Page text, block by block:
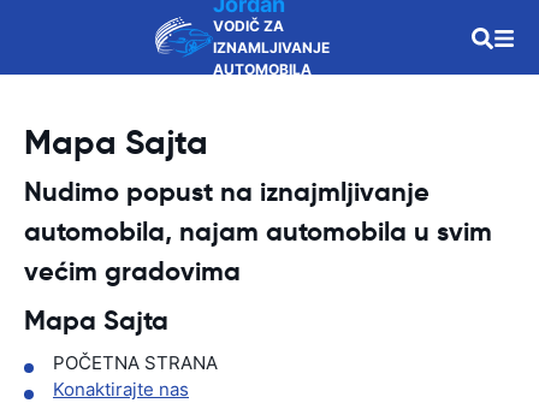
VODIČ ZA
IZNAMLJIVANJE
AUTOMOBILA
Mapa Sajta
Nudimo popust na iznajmljivanje
automobila, najam automobila u svim
većim gradovima
Mapa Sajta
POČETNA STRANA
Konaktirajte nas